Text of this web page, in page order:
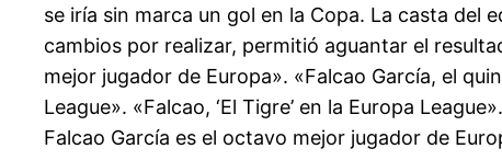
se iría sin marca un gol en la Copa. La casta del
cambios por realizar, permitió aguantar el
mejor jugador de Europa». «Falcao García, el
League». «Falcao, ‘El Tigre’ en la Europa
Falcao García es el octavo mejor jugador de